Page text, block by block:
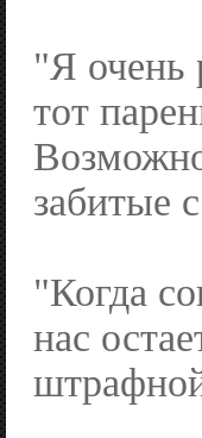
"Я очень
тот
забитые
"Когда
нас